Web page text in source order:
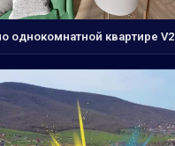
однокомнатной квартире V2